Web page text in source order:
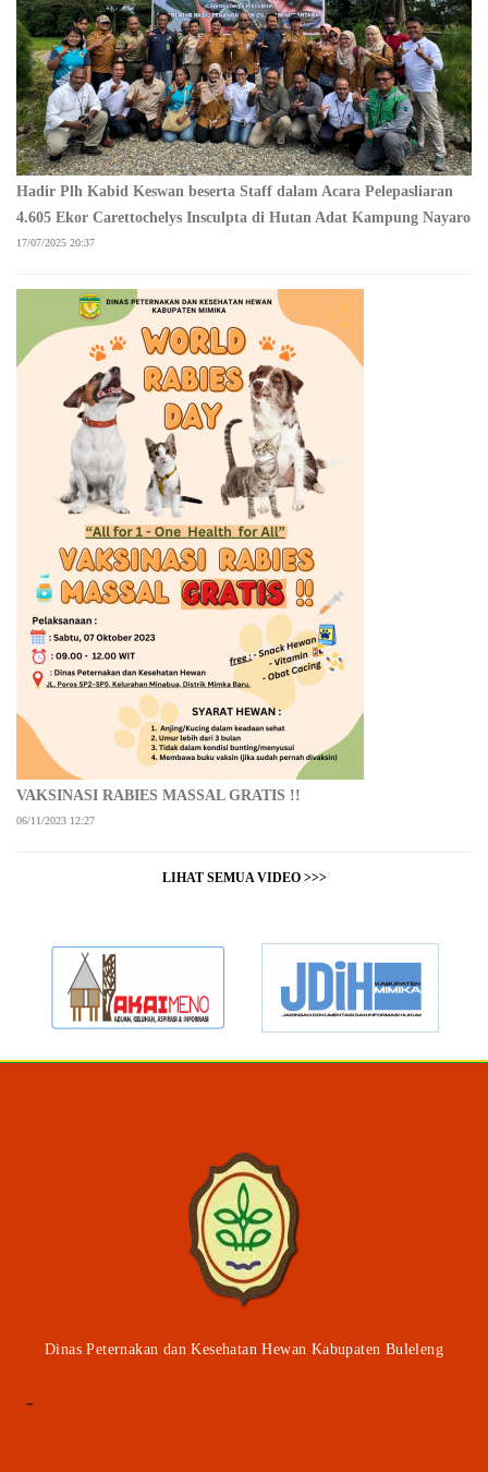
Hadir Plh Kabid Keswan beserta Staff dalam Acara Pelepasliaran
4.605 Ekor Carettochelys Insculpta di Hutan Adat Kampung Nayaro
17/07/2025 20:37
VAKSINASI RABIES MASSAL GRATIS !!
06/11/2023 12:27
LIHAT SEMUA VIDEO >>>
Dinas Peternakan dan Kesehatan Hewan Kabupaten Buleleng
-